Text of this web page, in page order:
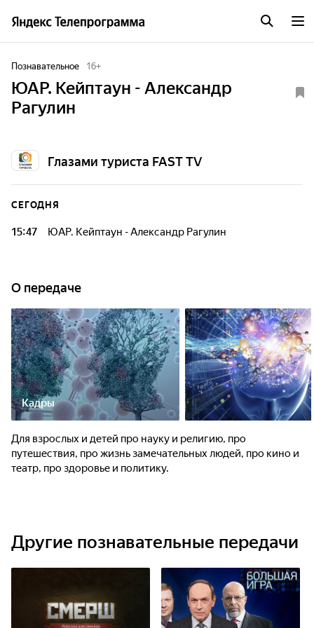
Познавательное 16+
ЮАР. Кейптаун - Александр
Рагулин
Глазами туриста FAST TV
СЕГОДНЯ
15:47 ЮАР. Кейптаун - Александр Рагулин
О передаче
Кадры
Для взрослых и детей про науку и религию, про
путешествия, про жизнь замечательных людей, про кино и
театр, про здоровье и политику.
Другие познавательные передачи